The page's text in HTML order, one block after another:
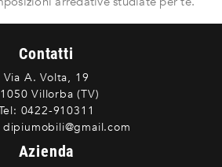
Contatti
Via A. Volta, 19
Villorba (TV)
0422-910311
dipiumobili@gmail.com
Azienda